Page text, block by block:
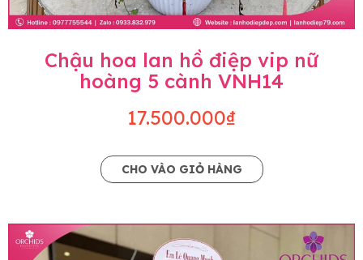
Chậu hoa lan hồ điệp vip nữ
hoàng 5 cành VNH14
17.500.000₫
CHO VÀO GIỎ HÀNG